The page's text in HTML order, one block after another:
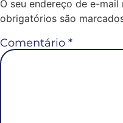
O seu endereço de e-
obrigatórios são
Comentário *